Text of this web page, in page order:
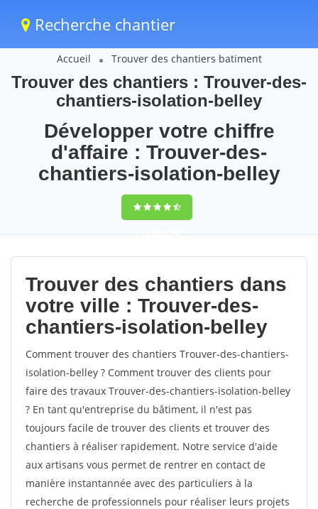
Recherche chantier
Accueil Trouver des chantiers batiment
Trouver des chantiers : Trouver-des-
chantiers-isolation-belley
Développer votre chiffre
d'affaire : Trouver-des-
chantiers-isolation-belley
9,5(100%)90
votes
Trouver des chantiers dans
votre ville : Trouver-des-
chantiers-isolation-belley
Comment trouver des chantiers Trouver-des-chantiers-
isolation-belley ? Comment trouver des clients pour
faire des travaux Trouver-des-chantiers-isolation-belley
? En tant qu'entreprise du bâtiment, il n'est pas
toujours facile de trouver des clients et trouver des
chantiers à réaliser rapidement. Notre service d'aide
aux artisans vous permet de rentrer en contact de
manière instantannée avec des particuliers à la
recherche de professionnels pour réaliser leurs projets